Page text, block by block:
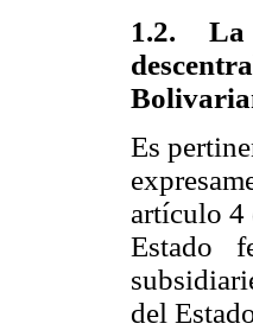
1.2. La
Es
artículo 4
Estado
del